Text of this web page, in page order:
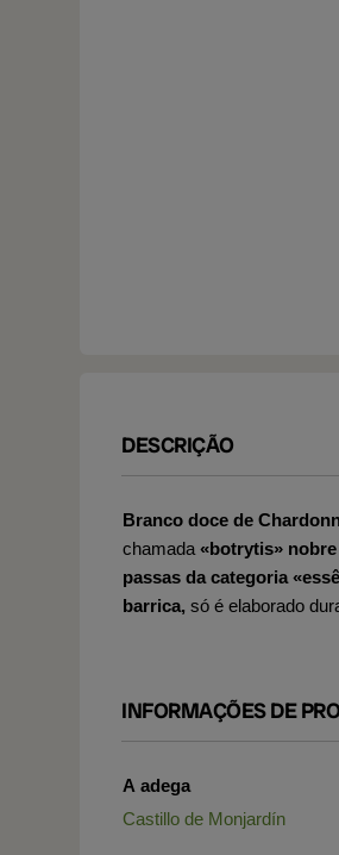
DESCRIÇÃO
Branco doce de
chamada «botrytis» nobre
passas da categoria
barrica, só é elaborado
INFORMAÇÕES DE
A adega
Castillo de Monjardín